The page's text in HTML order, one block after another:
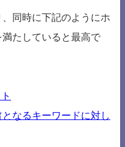
同時に下記のようにホ
たしていると最高で
なるキーワードに対し